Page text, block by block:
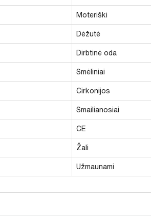
Moteriški
Dėžutė
Dirbtinė oda
Smėliniai
Cirkonijos
Smailianosiai
CE
Žali
Užmaunami